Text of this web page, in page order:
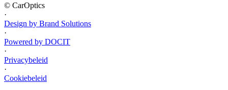
© CarOptics
·
Design by Brand Solutions
·
Powered by DOCIT
·
Privacybeleid
·
Cookiebeleid